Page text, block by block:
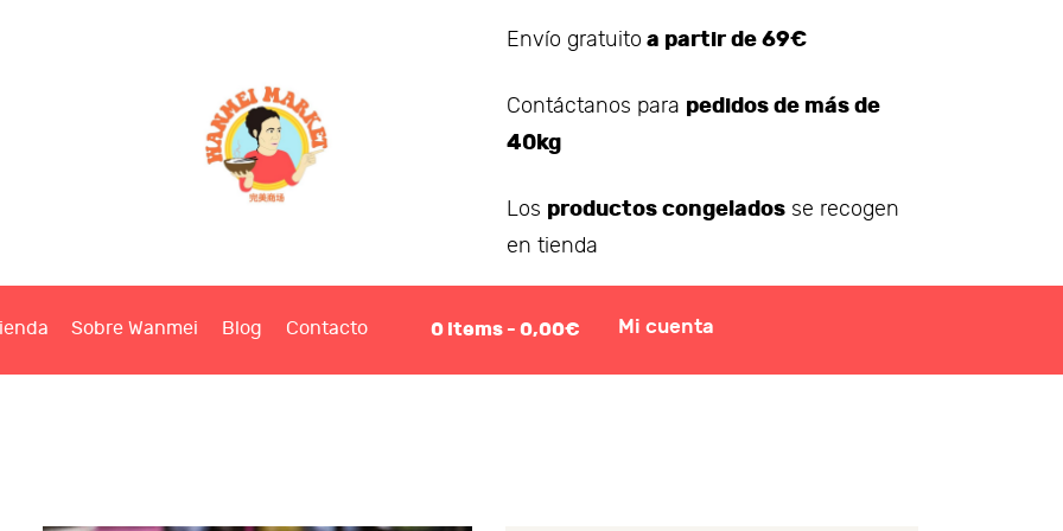
Envío gratuito a partir de 69€
Contáctanos para pedidos de más de
40kg
Los productos congeladosse recogen
en tienda
Sobre Wanmei Blog Contacto 0 items - 0,00€ Mi cuenta
WANMEI